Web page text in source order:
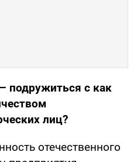
подружиться с как
лиц?
отечественного